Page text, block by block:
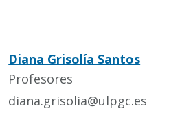
Diana Grisolía Santos
Profesores
diana.grisolia@ulpgc.es